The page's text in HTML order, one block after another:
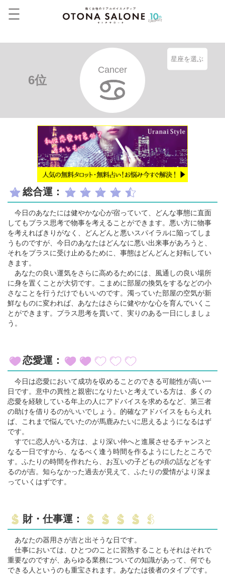
6位
Cancer
星座を選ぶ
総合運：
今日のあなたには健やかな心が宿っていて、どんな事態に直面
してもプラス思考で物事を考えることができます。悪い方に物事
を考えればきりがなく、どんどんと悪いスパイラルに陥ってしま
うものですが、今日のあなたはどんなに悪い出来事があろうと、
それをプラスに受け止めるために、事態はどんどんと好転してい
きます。
あなたの良い運気をさらに高めるためには、風通しの良い場所
に身を置くことが大切です。こまめに部屋の換気をするなどの小
さなことを行うだけでもいいのです。濁っていた部屋の空気が新
鮮なものに変われば、あなたはさらに健やかな心を育んでいくこ
とができます。プラス思考を貫いて、実りのある一日にしましょ
う。
恋愛運：
今日は恋愛において成功を収めることのできる可能性が高い一
日です。意中の異性と親密になりたいと考えている方は、多くの
恋愛を経験している年上の人にアドバイスを求めるなど、第三者
の助けを借りるのがいいでしょう。的確なアドバイスをもらえれ
ば、これまで悩んでいたのが馬鹿みたいに思えるようになるはず
です。
すでに恋人がいる方は、より深い仲へと進展させるチャンスと
なる一日ですから、なるべく逢う時間を作るようにしたところで
す。ふたりの時間を作れたら、お互いの子どもの頃の話などをす
るのが吉。知らなかった過去が見えて、ふたりの愛情がより深ま
っていくはずです。
財・仕事運：
あなたの器用さが吉と出そうな日です。
仕事においては、ひとつのことに習熟することもそれはそれで
重要なのですが、あらゆる業務についての知識があって、何でも
できる人というのも重宝されます。あなたは後者のタイプです。